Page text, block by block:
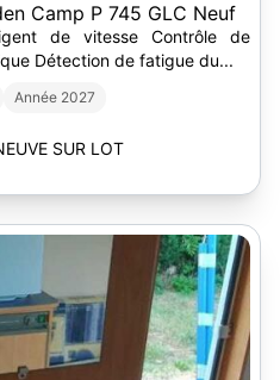
Camp P 745 GLC Neuf
de vitesse Contrôle de
Détection de fatigue du...
Année 2027
SUR LOT